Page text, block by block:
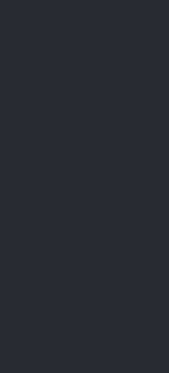
bir yanlış hareket